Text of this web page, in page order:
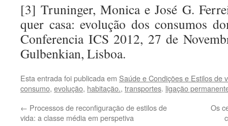
[3] Truninger, Monica e José G.
quer casa: evolução dos consumos
Conferencia ICS 2012, 27 de
Gulbenkian, Lisboa.
Esta entrada foi publicada em Saúde e Condições e Estilos de
consumo, evolução, habitação., transportes. ligação
← Processos de reconfiguração de estilos de
vida: a classe média em perspetiva
Os